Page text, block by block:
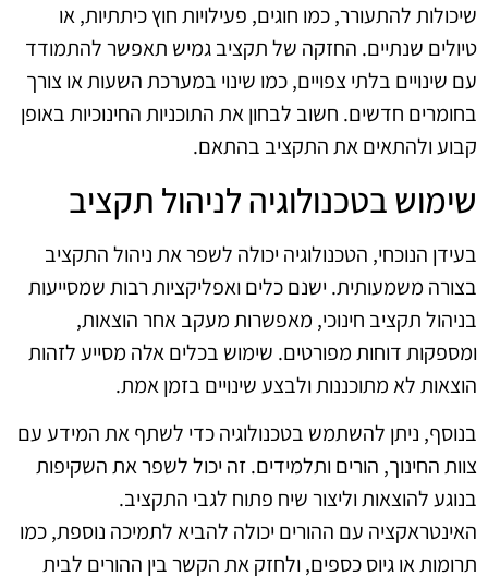
שיכולות להתעורר, כמו חוגים, פעילויות חוץ כיתתיות, או
טיולים שנתיים. החזקה של תקציב גמיש תאפשר להתמודד
עם שינויים בלתי צפויים, כמו שינוי במערכת השעות או צורך
בחומרים חדשים. חשוב לבחון את התוכניות החינוכיות באופן
קבוע ולהתאים את התקציב בהתאם.
שימוש בטכנולוגיה לניהול תקציב
בעידן הנוכחי, הטכנולוגיה יכולה לשפר את ניהול התקציב
בצורה משמעותית. ישנם כלים ואפליקציות רבות שמסייעות
בניהול תקציב חינוכי, מאפשרות מעקב אחר הוצאות,
ומספקות דוחות מפורטים. שימוש בכלים אלה מסייע לזהות
הוצאות לא מתוכננות ולבצע שינויים בזמן אמת.
בנוסף, ניתן להשתמש בטכנולוגיה כדי לשתף את המידע עם
צוות החינוך, הורים ותלמידים. זה יכול לשפר את השקיפות
בנוגע להוצאות וליצור שיח פתוח לגבי התקציב.
האינטראקציה עם ההורים יכולה להביא לתמיכה נוספת, כמו
תרומות או גיוס כספים, ולחזק את הקשר בין ההורים לבית